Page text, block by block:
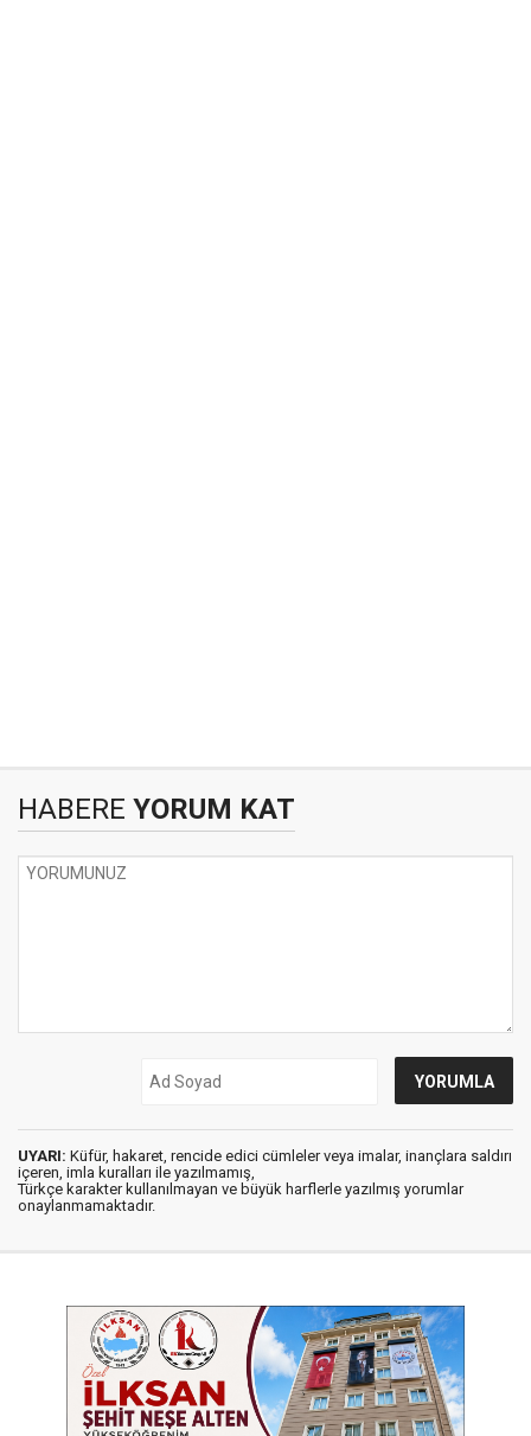
HABERE YORUM KAT
UYARI: Küfür, hakaret, rencide edici cümleler veya imalar, inançlara saldırı
içeren, imla kuralları ile yazılmamış,
Türkçe karakter kullanılmayan ve büyük harflerle yazılmış yorumlar
onaylanmamaktadır.